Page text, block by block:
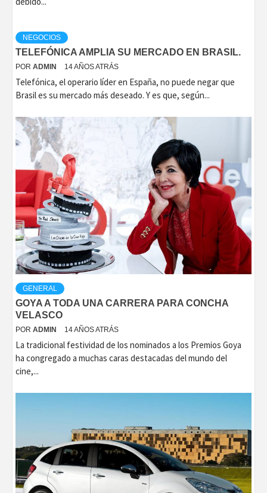
NEGOCIOS
TELEFÓNICA AMPLIA SU MERCADO EN BRASIL.
POR ADMIN 14 AÑOS ATRÁS
Telefónica, el operario líder en España, no puede negar que
Brasil es su mercado más deseado. Y es que, según...
GENERAL
GOYA A TODA UNA CARRERA PARA CONCHA
VELASCO
POR ADMIN 14 AÑOS ATRÁS
La tradicional festividad de los nominados a los Premios Goya
ha congregado a muchas caras destacadas del mundo del
cine,...